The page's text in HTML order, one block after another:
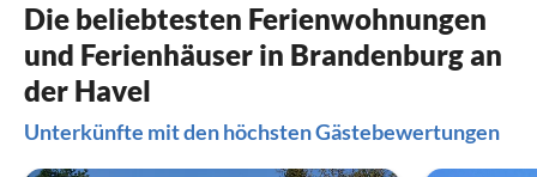
Die beliebtesten Ferienwohnungen
und Ferienhäuser in Brandenburg an
der Havel
Unterkünfte mit den höchsten Gästebewertungen